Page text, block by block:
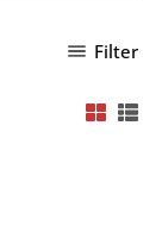
Filter